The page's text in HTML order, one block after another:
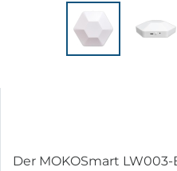
Der MOKOSmart